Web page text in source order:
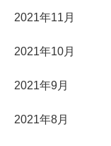
2021年11月
2021年10月
2021年9月
2021年8月